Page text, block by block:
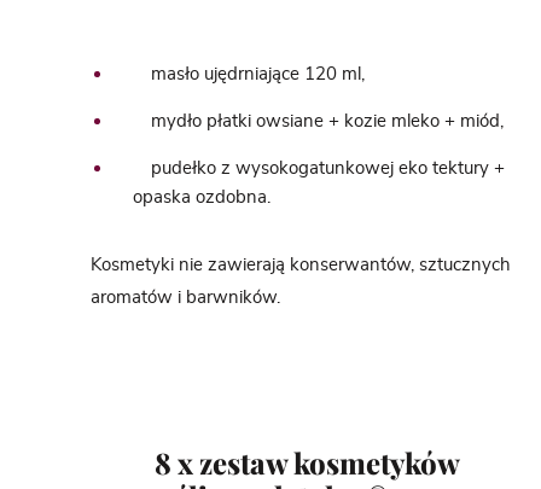
masło ujędrniające 120 ml,
mydło płatki owsiane + kozie mleko + miód,
pudełko z wysokogatunkowej eko tektury +
opaska ozdobna.
Kosmetyki nie zawierają konserwantów, sztucznych
aromatów i barwników.
8 x zestaw kosmetyków